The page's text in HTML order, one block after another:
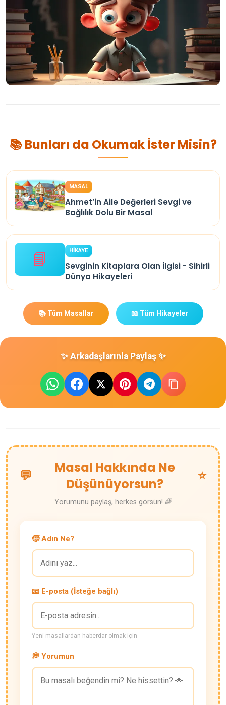
📚 Bunları da Okumak İster Misin?
MASAL
Ahmet’in Aile Değerleri Sevgi ve
Bağlılık Dolu Bir Masal
📘 HİKAYE
Sevginin Kitaplara Olan İlgisi - Sihirli
Dünya Hikayeleri
📚 Tüm Masallar 📖 Tüm Hikayeler
✨ Arkadaşlarınla Paylaş ✨
💬
Masal Hakkında Ne
Düşünüyorsun?
⭐
Yorumunu paylaş, herkes görsün! 🌈
🧒 Adın Ne?
📧 E-posta (İsteğe bağlı)
Yeni masallardan haberdar olmak için
💭 Yorumun